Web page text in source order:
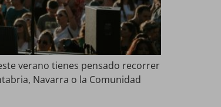
verano tienes pensado recorrer
Navarra o la Comunidad